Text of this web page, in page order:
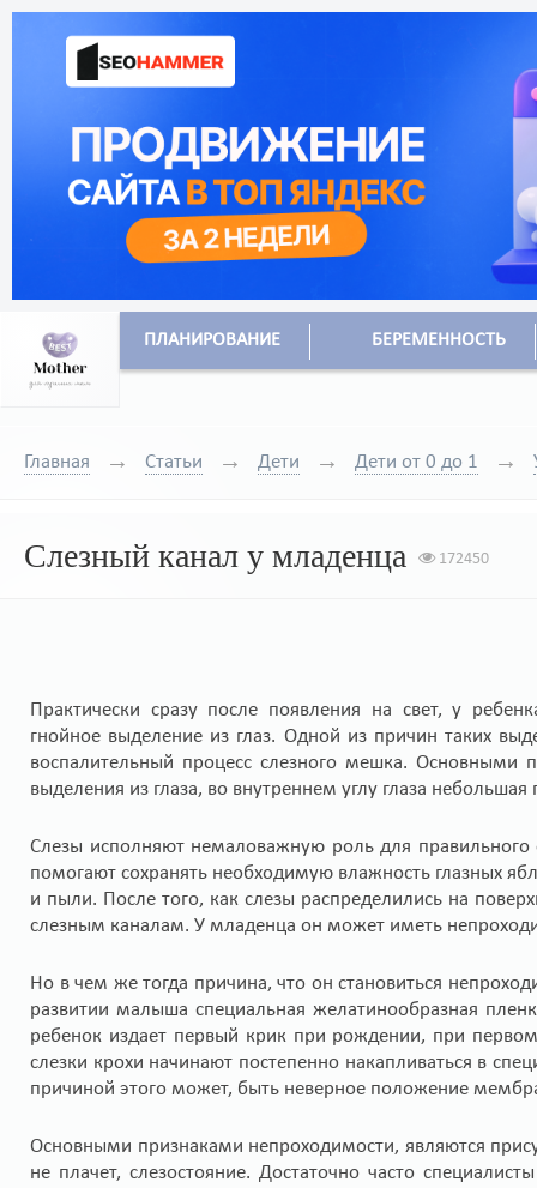
ПЛАНИРОВАНИЕ БЕРЕМЕННОСТЬ
Главная Статьи Дети Дети от 0 до 1
Слезный канал у младенца 172450
Практически сразу после появления на свет, у
гнойное выделение из глаз. Одной из причин таких
воспалительный процесс слезного мешка. Основными
выделения из глаза, во внутреннем углу глаза небольшая
Слезы исполняют немаловажную роль для правильного
помогают сохранять необходимую влажность глазных
и пыли. После того, как слезы распределились на
слезным каналам. У младенца он может иметь
Но в чем же тогда причина, что он становиться
развитии малыша специальная желатинообразная
ребенок издает первый крик при рождении, при
слезки крохи начинают постепенно накапливаться в
причиной этого может, быть неверное положение
Основными признаками непроходимости, являются
не плачет, слезостояние. Достаточно часто